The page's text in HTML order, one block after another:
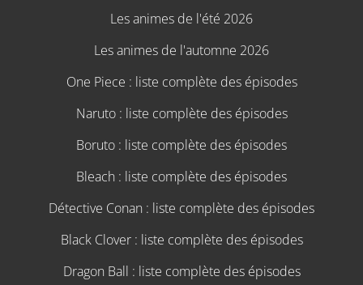
Les animes de l'été 2026
Les animes de l'automne 2026
One Piece : liste complète des épisodes
Naruto : liste complète des épisodes
Boruto : liste complète des épisodes
Bleach : liste complète des épisodes
Détective Conan : liste complète des épisodes
Black Clover : liste complète des épisodes
Dragon Ball : liste complète des épisodes